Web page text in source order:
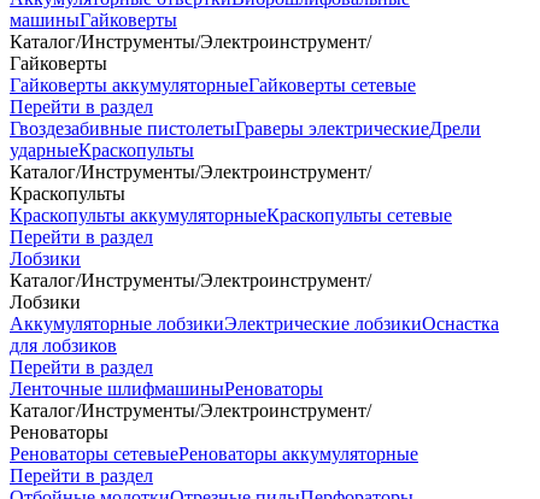
машиныГайковерты
Каталог/Инструменты/Электроинструмент/
Гайковерты
Гайковерты аккумуляторныеГайковерты сетевые
Перейти в раздел
Гвоздезабивные пистолетыГраверы электрическиеДрели
ударныеКраскопульты
Каталог/Инструменты/Электроинструмент/
Краскопульты
Краскопульты аккумуляторныеКраскопульты сетевые
Перейти в раздел
Лобзики
Каталог/Инструменты/Электроинструмент/
Лобзики
Аккумуляторные лобзикиЭлектрические лобзикиОснастка
для лобзиков
Перейти в раздел
Ленточные шлифмашиныРеноваторы
Каталог/Инструменты/Электроинструмент/
Реноваторы
Реноваторы сетевыеРеноваторы аккумуляторные
Перейти в раздел